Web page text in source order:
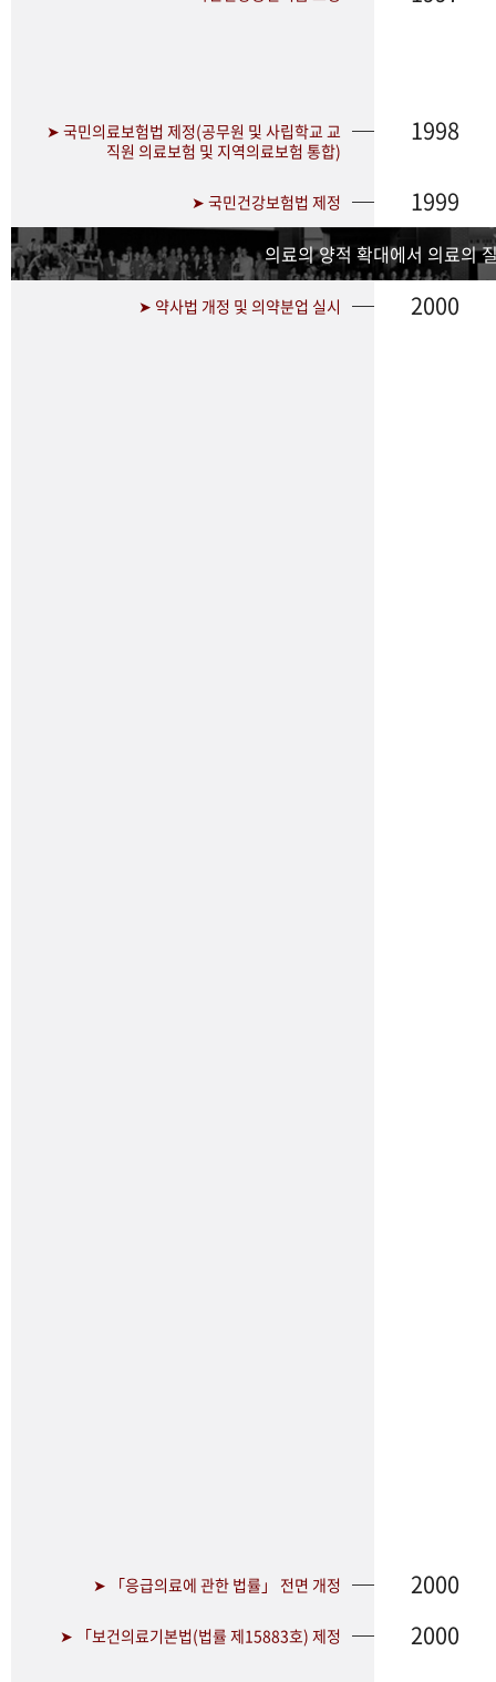
➤ 국민의료보험법 제정(공무원 및 사립학교 교
직원 의료보험 및 지역의료보험 통합)
1998
➤ 국민건강보험법 제정 1999
의료의 양적 확대에서 의료의
➤ 약사법 개정 및 의약분업 실시 2000
➤ 「응급의료에 관한 법률」 전면 개정 2000
➤ 「보건의료기본법(법률 제15883호) 제정 2000